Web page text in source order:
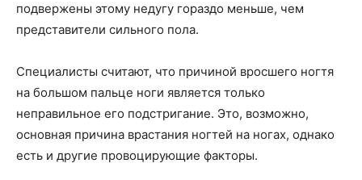
подвержены этому недугу гораздо меньше, чем
представители сильного пола.
Специалисты считают, что причиной вросшего ногтя
на большом пальце ноги является только
неправильное его подстригание. Это, возможно,
основная причина врастания ногтей на ногах, однако
есть и другие провоцирующие факторы.